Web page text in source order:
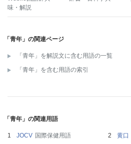
味・解説
「青年」の関連ページ
「青年」を解説文に含む用語の一覧
「青年」を含む用語の索引
「青年」の関連用語
JOCV 国際保健用語 黄口